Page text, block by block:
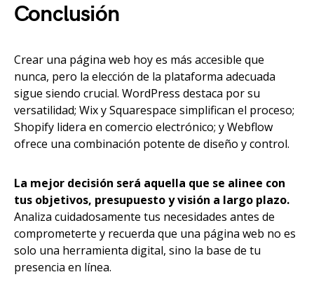
Conclusión
Crear una página web hoy es más accesible que
nunca, pero la elección de la plataforma adecuada
sigue siendo crucial. WordPress destaca por su
versatilidad; Wix y Squarespace simplifican el proceso;
Shopify lidera en comercio electrónico; y Webflow
ofrece una combinación potente de diseño y control.
La mejor decisión será aquella que se alinee con
tus objetivos, presupuesto y visión a largo plazo.
Analiza cuidadosamente tus necesidades antes de
comprometerte y recuerda que una página web no es
solo una herramienta digital, sino la base de tu
presencia en línea.